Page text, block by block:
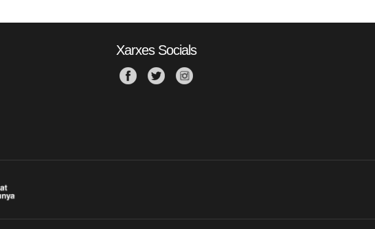
Xarxes Socials